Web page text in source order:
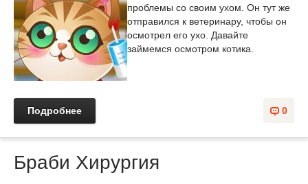
проблемы со своим ухом. Он тут же
отправился к ветеринару, чтобы он
осмотрел его ухо. Давайте
займемся осмотром котика.
0
Подробнее
Браби Хирургия